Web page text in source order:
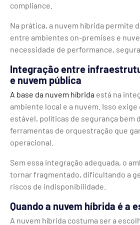
compliance.
Na prática, a nuvem híbrida permite
entre ambientes on-premises e
necessidade de performance,
Integração entre
e nuvem pública
A base da nuvem híbrida está na
ambiente local e a nuvem. Isso
estável, políticas de segurança bem
ferramentas de orquestração que
operacional.
Sem essa integração adequada, o
tornar fragmentado, dificultando a
riscos de indisponibilidade.
Quando a nuvem híbrida é a
A nuvem híbrida costuma ser a